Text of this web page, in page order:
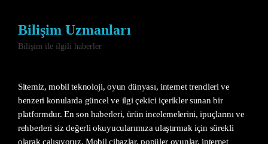
Bilişim Uzmanları
Bilişim ile ilgili haberler
Sitemiz, mobil teknoloji, oyun dünyası, internet trendleri ve
benzeri konularda güncel ve ilgi çekici içerikler sunan bir
platformdur. En son haberleri, ürün incelemelerini, ipuçlarını ve
rehberleri siz değerli okuyucularımıza ulaştırmak için sürekli
olarak çalışıyoruz. Mobil cihazlar, popüler oyunlar, internet